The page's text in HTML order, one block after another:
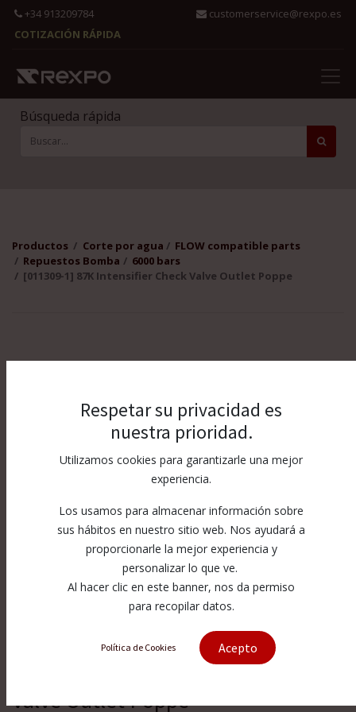
+34 913209784
customerservice@rexpo.es
COTIZACIÓN RÁPIDA
Búsqueda rápida
Productos Corte por agua
FLOW compatible parts
Repuestos Bomba
6000 bars
[011309-1] 87K Intensifier Check Valve Outlet Poppe
[011309-1] 87K Intensifier Check
Valve Outlet Poppe
Respetar su privacidad es
nuestra prioridad.
Utilizamos cookies para garantizarle una mejor
experiencia.
Los usamos para almacenar información sobre
sus hábitos en nuestro sitio web. Nos ayudará a
proporcionarle la mejor experiencia y
personalizar lo que ve.
Al hacer clic en este banner, nos da permiso
para recopilar datos.
Política de Cookies Acepto